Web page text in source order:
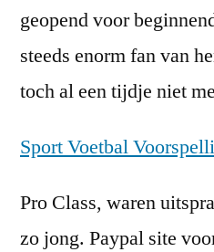
geopend voor
steeds enorm fan van
toch al een tijdje niet
Sport Voetbal
Pro Class, waren
zo jong. Paypal site